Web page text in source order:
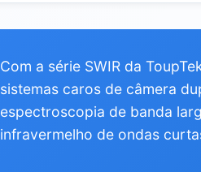
Com a série SWIR da
sistemas caros de câmera
espectroscopia de banda
infravermelho de ondas